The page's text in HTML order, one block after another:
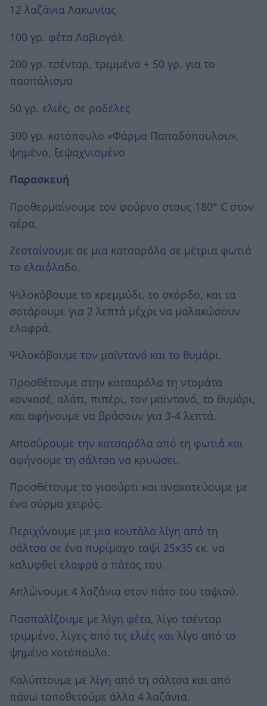
12 λαζάνια Λακωνίας
100 γρ. φέτα Λαβιογάλ
200 γρ. τσένταρ, τριμμένο + 50 γρ. για το
πασπάλισμα
50 γρ. ελιές, σε ροδέλες
300 γρ. κοτόπουλο «Φάρμα Παπαδόπουλου»,
ψημένο, ξεψαχνισμένο
Παρασκευή
Προθερμαίνουμε τον φούρνο στους 180° C στον
αέρα.
Ζεσταίνουμε σε μια κατσαρόλα σε μέτρια φωτιά
το ελαιόλαδο.
Ψιλοκόβουμε το κρεμμύδι, το σκόρδο, και τα
σοτάρουμε για 2 λεπτά μέχρι να μαλακώσουν
ελαφρά.
Ψιλοκόβουμε τον μαϊντανό και το θυμάρι.
Προσθέτουμε στην κατσαρόλα τη ντομάτα
κονκασέ, αλάτι, πιπέρι, τον μαϊντανό, το θυμάρι,
και αφήνουμε να βράσουν για 3-4 λεπτά.
Αποσύρουμε την κατσαρόλα από τη φωτιά και
αφήνουμε τη σάλτσα να κρυώσει.
Προσθέτουμε το γιαούρτι και ανακατεύουμε με
ένα σύρμα χειρός.
Περιχύνουμε με μια κουτάλα λίγη από τη
σάλτσα σε ένα πυρίμαχο ταψί 25x35 εκ. να
καλυφθεί ελαφρά ο πάτος του.
Απλώνουμε 4 λαζάνια στον πάτο του ταψιού.
Πασπαλίζουμε με λίγη φέτα, λίγο τσένταρ
τριμμένο, λίγες από τις ελιές και λίγο από το
ψημένο κοτόπουλο.
Καλύπτουμε με λίγη από τη σάλτσα και από
πάνω τοποθετούμε άλλα 4 λαζάνια.